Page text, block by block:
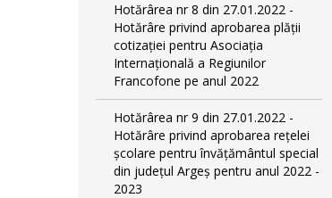
Hotărârea nr 8 din 27.01.2022 -
Hotărâre privind aprobarea plății
cotizației pentru Asociația
Internațională a Regiunilor
Francofone pe anul 2022
Hotărârea nr 9 din 27.01.2022 -
Hotărâre privind aprobarea rețelei
școlare pentru învățământul special
din județul Argeș pentru anul 2022 -
2023